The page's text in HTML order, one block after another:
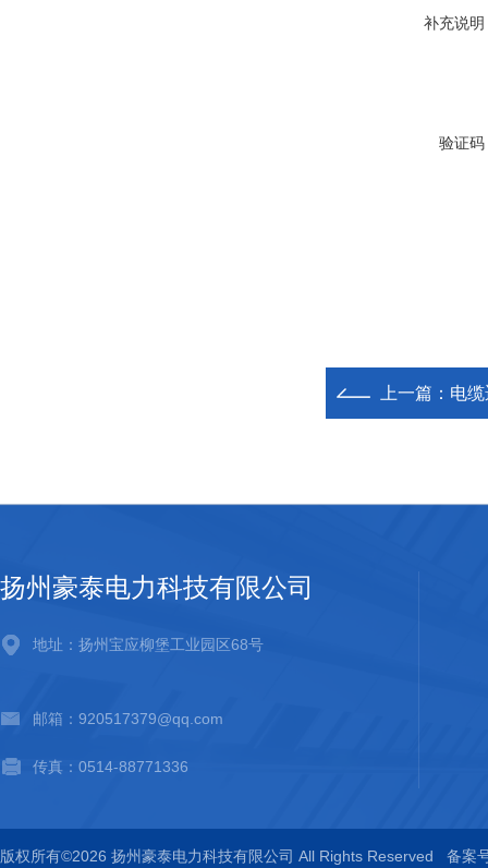
补充说明
验证码
上一篇： 电
扬州豪泰电力科技有限公司
地址：扬州宝应柳堡工业园区68号
邮箱：920517379@qq.com
传真：0514-88771336
版权所有©2026 扬州豪泰电力科技有限公司 All Rights Reserved 备案